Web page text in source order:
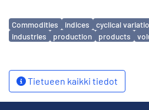
Avainsanat
Commodities indices cyclical
industries
production products
Tietueen kaikki tiedot